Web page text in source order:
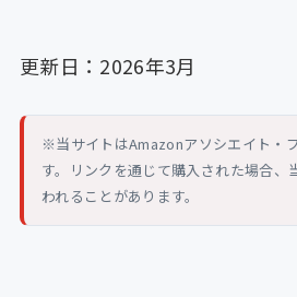
更新日：2026年3月
※当サイトはAmazonアソシエイト・
す。リンクを通じて購入された場合、
われることがあります。